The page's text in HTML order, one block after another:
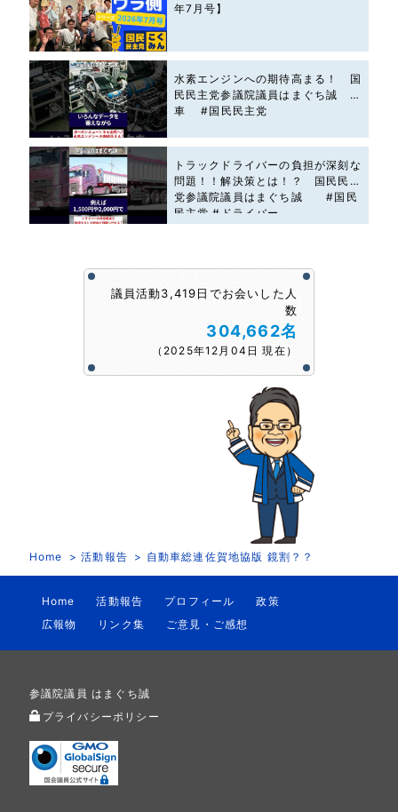
年7月号】
水素エンジンへの期待高まる！ 国
民民主党参議院議員はまぐち誠 #
車 #国民民主党
トラックドライバーの負担が深刻な
問題！！解決策とは！？ 国民民主
党参議院議員はまぐち誠 #国民
民主党 #ドライバー
議員活動3,419日でお会いした人
数
304,662名
（2025年12月04日 現在）
Home 活動報告 自動車総連佐賀地協版 鏡割？？
Home 活動報告 プロフィール
政策
広報物
リンク集 ご意見・ご感想
参議院議員 はまぐち誠
プライバシーポリシー